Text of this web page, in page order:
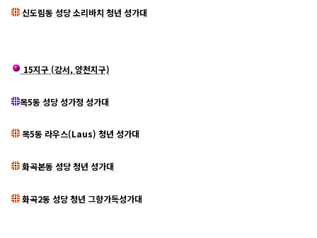
신도림동 성당 소리바치 청년 성가대
15지구 (강서, 양천지구)
목5동 성당 성가정 성가대
목5동 라우스(Laus) 청년 성가대
화곡본동 성당 청년 성가대
화곡2동 성당 청년 그향가득성가대